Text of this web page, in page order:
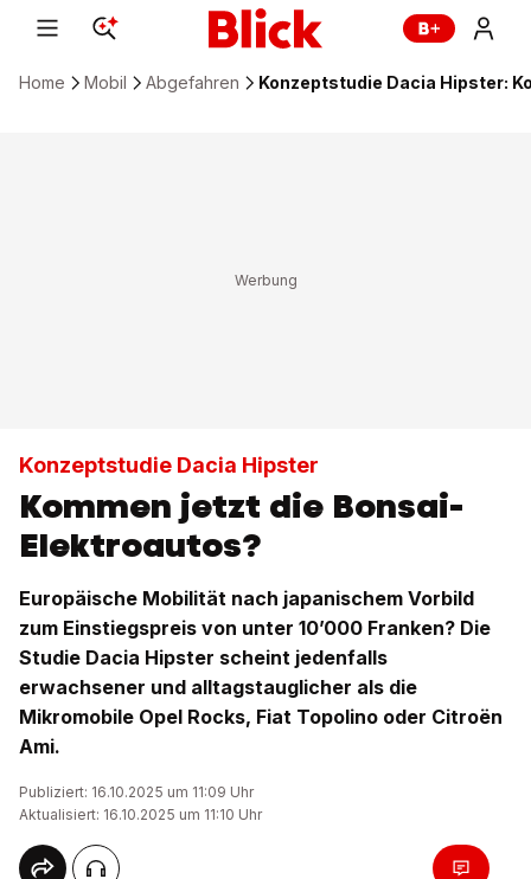
Home Mobil Abgefahren Konzeptstudie Dacia Hipster:
Konzeptstudie Dacia Hipster
Kommen jetzt die Bonsai-
Elektroautos?
Europäische Mobilität nach japanischem Vorbild
zum Einstiegspreis von unter 10’000 Franken? Die
Studie Dacia Hipster scheint jedenfalls
erwachsener und alltagstauglicher als die
Mikromobile Opel Rocks, Fiat Topolino oder Citroën
Ami.
Publiziert: 16.10.2025 um 11:09 Uhr
Aktualisiert: 16.10.2025 um 11:10 Uhr